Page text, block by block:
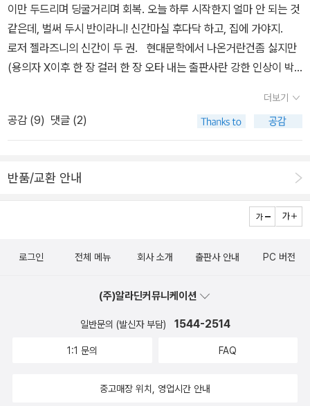
드는 이야기도 있고, 시시했던것도 있지만...다른 책들도 읽어보고 싶
긴했어요. 대런 섄의 좀비.독특한 스타일의 좀비 이야기라 마음에 들
어요.원래 대런 섄의 대표작이 있긴한데, 좀비를 읽고 보니 빨리 그 대
표작과 만나야겠다는 생각이 들었습니다. 살인자와 알츠하이머...은
네요. 이상하게 일본 소설을 읽을때면 초반에 읽을때 너무 힘든데 후
반에 감동하며 책을 덮는 경우가 많아, 재미있는것을 알면서도 쉽게
도전해지지 않더라구요.^^;; 그래도 이 책은 좀 쉽게 읽을수 있었던것
프고... 허무하고... 잔인했던 소설들...아동성애자들을 보면 참을수
여성적인 섬세함이 함께 공존해 있어서 묘한 충돌감이 매력과 잔인함
이렇게 멋진 로맨스.너무 아름다워서 눈물이 나려하다니... 영화로 다
하면 욕하지 않는데... 만화쪽으로 분류하려다 사랑에 관해 많이 생
각하게 해서 로맨스쪽으로..계속 계속 생각나... 일반문학 '베를린,
무늘보님 덕분에 시집을 읽게 되네요. ^^아마 제가 자발적으로 시집
대해서 다시 생각하게 한 책이예요. 오랜만에 가족들과 함께 읽은 책
을 저자의 책 2판이 나왔다. 이매뉴얼 윌러스틴의 <근대세계체제>가
그것이다. 도서관에 꽂혀있을때는 그냥 표지가 너무 딱딱해보이고 내
용도 어려울 것 같아 손도 대지 못했었다. 새로 나온 책을 접해보니 이
걸 왜 여태까지 안보고 멍청하게 도서관에서 뽑아보지도 않았는지
는 것 같다. 이번에는 중국과 한국전쟁에 대해 다룬 <신중국과 한국
전쟁>이라는 책이 나왔다. 한국과 중국의 학자들이 뭉쳤다. <대원제
중앙아시아까지 노략질했던 그들의 역사를 읽을 수 있다. 역사상 대
>은 '사람으로 읽는 한국사' 시리즈다. 역대 역사의 현실주의자를 모
왔다. <두 정치연설가의 생애>는 데모스테네스와 키케로에 대해 다
<지식의 반전: 거짓말 주의보>는 전에 나왔던 시리즈의 연속작이다.
잡지식 키우려면 구매해라. <왜 호찌민인가>는 베트남과 한국을 엮
어 본 책이다. 베트남의 통일사례에서 한국이 배울 점을 찾는다는 것
인류학자, 역사학자, 철학자가 만나 쓴 <인문학, 여성을 말하
이만 두드리며 딩굴거리며 회복. 오늘 하루 시작한지 얼마 안 되는 것
같은데, 벌써 두시 반이라니! 신간마실 후다닥 하고, 집에 가야지.
로저 젤라즈니의 신간이 두 권. 현대문학에서 나온거란건좀 싫지만
(용의자 X이후 한 장 걸러 한 장 오타 내는 출판사란 강한 인상이 박
로였어서, 뭔가 나쁜 인상만 잔뜩 가지고 있지만, 사야지. 네, 사겠습
니다. 1962년 데뷔한 이래 1995년 사망하기까지 30여 년간 SF
와 환상문학계에 찬란한 궤적을 남긴 불세출의 작가 로저 젤라즈니.
등 뛰어난 문학성을 바탕으로 신화와 환상, SF를 융합시키면서 '한
젤라즈니 특유의 작품세계를 기반으로 엔터테인먼트적인 특성이 강
다소 무거운 분위기의 작품들과 달리 경쾌하고 위트 넘치는 이 소설
으면서 출간 즉시 큰 성공을 거두었다. 이 성공은 이듬해 후속편인 <
매드완드>의 출간으로 이어졌으며, 1989년에는 '위저드 월드'라는
이 지배하는 중세적인 세계를 배경으로, 흑마법사 데트가 마법사들의
렵 갓난아기였던 폴은 후일을 우려한 마법사들로 인해 과학기술이 발
더보기
공감 (9) 댓글 (2)
반품/교환 안내
로그인 전체 메뉴 회사 소개 출판사 안내 PC 버전
(주)알라딘커뮤니케이션
일반문의 (발신자 부담) 1544-2514
1:1 문의 FAQ
중고매장 위치, 영업시간 안내